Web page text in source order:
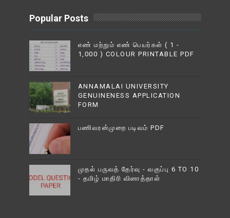
Popular Posts
எண் மற்றும் எண் பெயர்கள் ( 1 -
1,000 ) COLOUR PRINTABLE PDF
ANNAMALAI UNIVERSITY
GENUINENESS APPLICATION
FORM
பணிவரன்முறை படிவம் PDF
முதல் பருவத் தேர்வு - வகுப்பு 6 TO 10
- தமிழ் மாதிரி வினாத்தாள்